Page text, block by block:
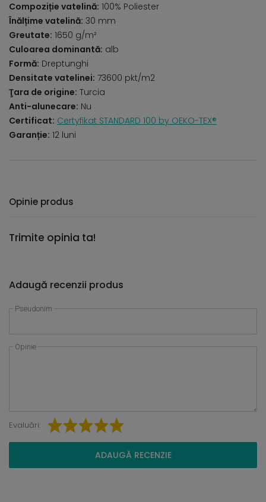
Compoziție vatelină: 100% Poliester
Înălțime vatelină: 30 mm
Greutate: 1650 g/m²
Culoarea dominantă: alb
Formă: Dreptunghi
Densitate vatelinei: 73600 pkt/m2
Ţara de origine: Turcia
Anti-alunecare: Nu
Certificat: Certyfikat STANDARD 100 by OEKO-TEX®
Garanție: 12 luni
Opinie produs
Trimite opinia ta!
Adaugă recenzii produs
Pseudonim
Opinie
Evaluări:
ADAUGĂ RECENZIE